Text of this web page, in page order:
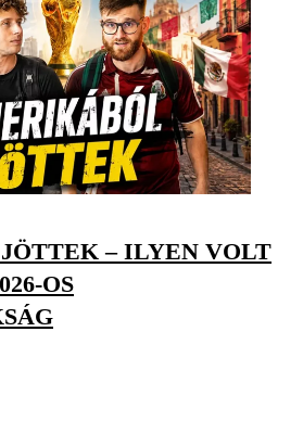
– ILYEN VOLT
OS